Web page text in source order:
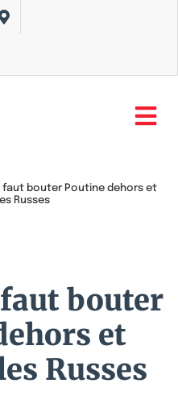
faut bouter Poutine dehors et
Russes
bouter
et
Russes